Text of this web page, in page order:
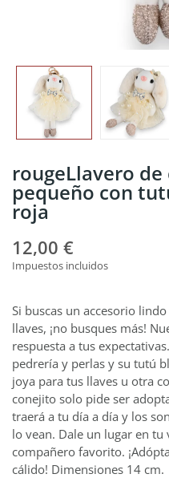
rougeLlavero
pequeño con
roja
12,00 €
Impuestos incluidos
Si buscas un accesorio
llaves, ¡no busques más!
respuesta a tus
pedrería y perlas y su tutú
joya para tus llaves u otra
conejito solo pide ser
traerá a tu día a día y los
lo vean. Dale un lugar en
compañero favorito.
cálido! Dimensiones 14 cm.